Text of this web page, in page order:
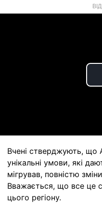
Вчені стверджують, що
унікальні умови, які
мігрував, повністю
Вважається, що все це
цього регіону.